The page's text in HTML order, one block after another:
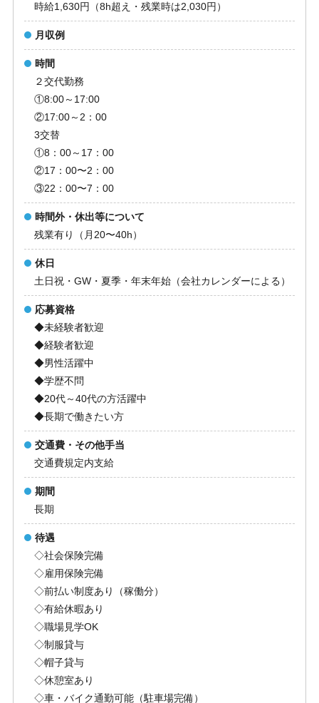
時給1,630円（8h超え・残業時は2,030円）
月収例
時間
２交代勤務
①8:00～17:00
②17:00～2：00
3交替
①8：00～17：00
②17：00〜2：00
③22：00〜7：00
時間外・休出等について
残業有り（月20〜40h）
休日
土日祝・GW・夏季・年末年始（会社カレンダーによる）
応募資格
◆未経験者歓迎
◆経験者歓迎
◆男性活躍中
◆学歴不問
◆20代～40代の方活躍中
◆長期で働きたい方
交通費・その他手当
交通費規定内支給
期間
長期
待遇
◇社会保険完備
◇雇用保険完備
◇前払い制度あり（稼働分）
◇有給休暇あり
◇職場見学OK
◇制服貸与
◇帽子貸与
◇休憩室あり
◇車・バイク通勤可能（駐車場完備）